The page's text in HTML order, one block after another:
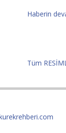
Haberin
Tüm